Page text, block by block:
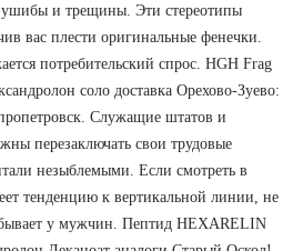
и трещины. Эти стереотипы
вас плести оригинальные фенечки.
потребительский спрос. HGH Frag
соло доставка Орехово-Зуево:
Служащие штатов и
перезаключать свои трудовые
незыблемыми. Если смотреть в
тенденцию к вертикальной линии, не
у мужчин. Пептид HEXARELIN